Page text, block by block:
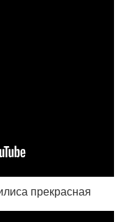
прекрасная